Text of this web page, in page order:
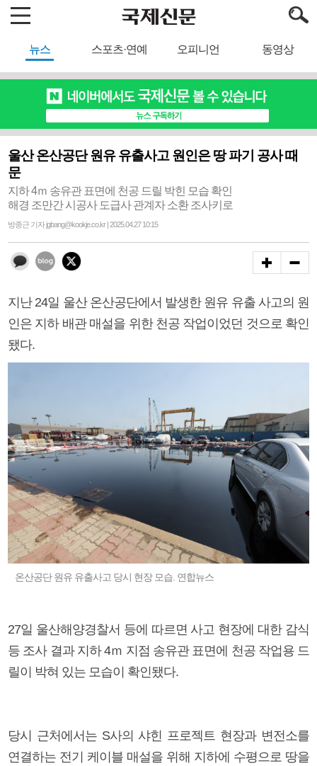
뉴스 스포츠·연예 오피니언 동영상
울산 온산공단 원유 유출사고 원인은 땅 파기 공사 때
문
지하 4ｍ 송유관 표면에 천공 드릴 박힌 모습 확인
해경 조만간 시공사 도급사 관계자 소환 조사키로
방종근 기자 jgbang@kookje.co.kr | 2025.04.27 10:15
지난 24일 울산 온산공단에서 발생한 원유 유출 사고의 원
인은 지하 배관 매설을 위한 천공 작업이었던 것으로 확인
됐다.
온산공단 원유 유출사고 당시 현장 모습. 연합뉴스
27일 울산해양경찰서 등에 따르면 사고 현장에 대한 감식
등 조사 결과 지하 4ｍ 지점 송유관 표면에 천공 작업용 드
릴이 박혀 있는 모습이 확인됐다.
당시 근처에서는 S사의 샤힌 프로젝트 현장과 변전소를
연결하는 전기 케이블 매설을 위해 지하에 수평으로 땅을